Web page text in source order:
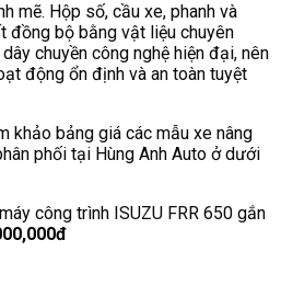
mẽ. Hộp số, cầu xe, phanh và
đồng bộ bằng vật liệu chuyên
chuyền công nghệ hiện đại, nên
động ổn định và an toàn tuyệt
khảo bảng giá các mẫu xe nâng
phối tại Hùng Anh Auto ở dưới
công trình ISUZU FRR 650 gắn